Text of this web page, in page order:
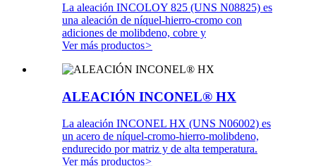
La aleación INCOLOY 825 (UNS N08825) es
una aleación de níquel-hierro-cromo con
adiciones de molibdeno, cobre y
Ver más productos>
ALEACIÓN INCONEL® HX
La aleación INCONEL HX (UNS N06002) es
un acero de níquel-cromo-hierro-molibdeno,
endurecido por matriz y de alta temperatura.
Ver más productos>